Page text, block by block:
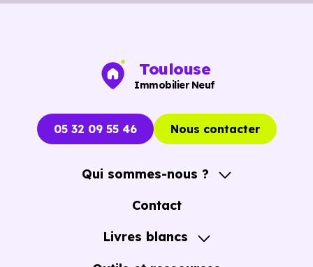
Toulouse
Immobilier Neuf
05 32 09 55 46 Nous contacter
Qui sommes-nous ?
A propos
Contact
Livres blancs
Guide de l'Achat immobilier neuf en VEFA